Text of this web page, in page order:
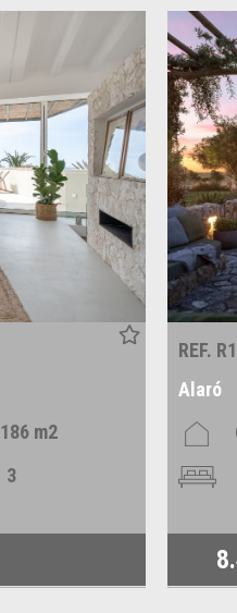
186 m2
3
REF.
Alaró